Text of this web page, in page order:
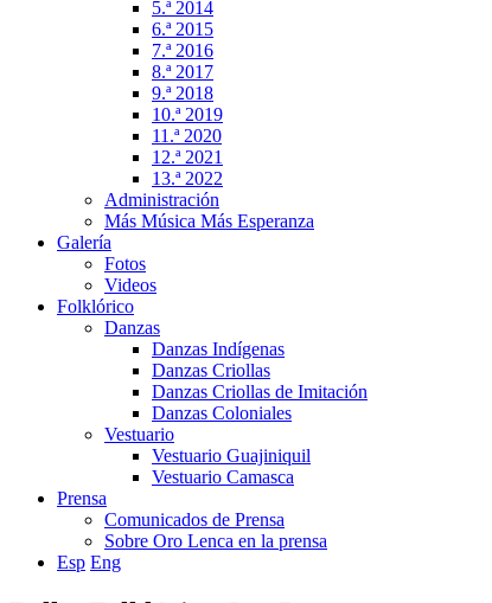
5.ª 2014
6.ª 2015
7.ª 2016
8.ª 2017
9.ª 2018
10.ª 2019
11.ª 2020
12.ª 2021
13.ª 2022
Administración
Más Música Más Esperanza
Galería
Fotos
Videos
Folklórico
Danzas
Danzas Indígenas
Danzas Criollas
Danzas Criollas de Imitación
Danzas Coloniales
Vestuario
Vestuario Guajiniquil
Vestuario Camasca
Prensa
Comunicados de Prensa
Sobre Oro Lenca en la prensa
Esp Eng